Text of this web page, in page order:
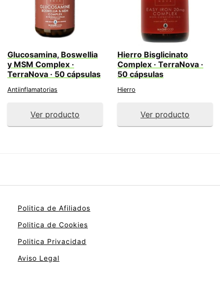
Glucosamina, Boswellia
y MSM Complex ·
TerraNova · 50 cápsulas
Antiinflamatorias
Ver producto
Hierro Bisglicinato
Complex · TerraNova ·
50 cápsulas
Hierro
Ver producto
Politica de Afiliados
Politica de Cookies
Politica Privacidad
Aviso Legal